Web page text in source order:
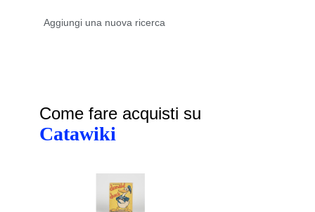
Come fare acquisti su
Catawiki